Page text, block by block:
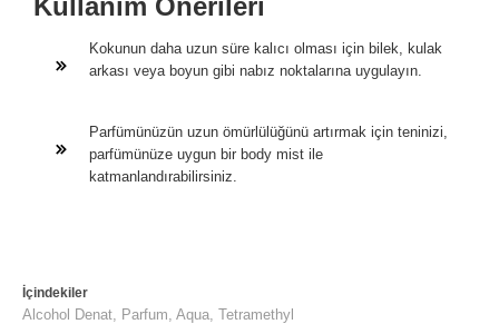
Kullanım Önerileri
Kokunun daha uzun süre kalıcı olması için bilek, kulak
arkası veya boyun gibi nabız noktalarına uygulayın.
Parfümünüzün uzun ömürlülüğünü artırmak için teninizi,
parfümünüze uygun bir body mist ile
katmanlandırabilirsiniz.
İçindekiler
Alcohol Denat, Parfum, Aqua, Tetramethyl